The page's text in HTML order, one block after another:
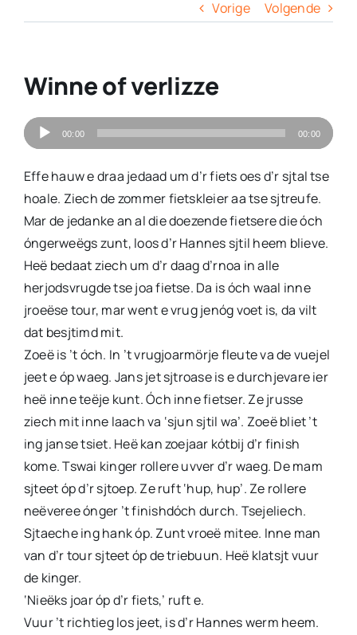
Vorige Volgende
Winne of verlizze
Audiospeler
00:00 00:00
Effe hauw e draa jedaad um d’r fiets oes d’r sjtal tse
hoale. Ziech de zommer fietskleier aa tse sjtreufe.
Mar de jedanke an al die doezende fietsere die óch
óngerweëgs zunt, loos d’r Hannes sjtil heem blieve.
Heë bedaat ziech um d’r daag d’rnoa in alle
herjodsvrugde tse joa fietse. Da is óch waal inne
jroeëse tour, mar went e vrug jenóg voet is, da vilt
dat besjtimd mit.
Zoeë is ’t óch. In ’t vrugjoarmörje fleute va de vuejel
jeet e óp waeg. Jans jet sjtroase is e durchjevare ier
heë inne teëje kunt. Óch inne fietser. Ze jrusse
ziech mit inne laach va ‘sjun sjtil wa’. Zoeë bliet ’t
ing janse tsiet. Heë kan zoejaar kótbij d’r finish
kome. Tswai kinger rollere uvver d’r waeg. De mam
sjteet óp d’r sjtoep. Ze ruft ‘hup, hup’. Ze rollere
neëveree ónger ’t finishdóch durch. Tsejeliech.
Sjtaeche ing hank óp. Zunt vroeë mitee. Inne man
van d’r tour sjteet óp de triebuun. Heë klatsjt vuur
de kinger.
‘Nieëks joar óp d’r fiets,’ ruft e.
Vuur ’t richtieg los jeet, is d’r Hannes werm heem.